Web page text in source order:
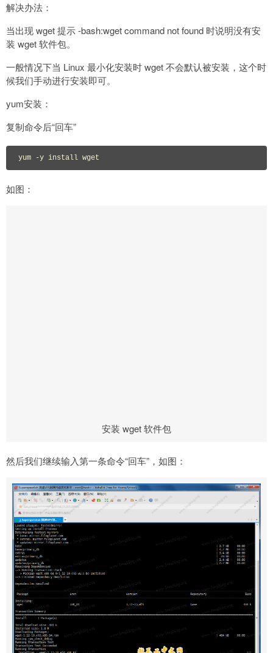
解决办法：
当出现 wget 提示 -bash:wget command not found 时说明没有安
装 wget 软件包。
一般情况下当 Linux 最小化安装时 wget 不会默认被安装，这个时
候我们手动进行安装即可。
yum安装：
复制命令后“回车”
yum -y install wget
如图：
安装 wget 软件包
然后我们继续输入第一条命令“回车”，如图：